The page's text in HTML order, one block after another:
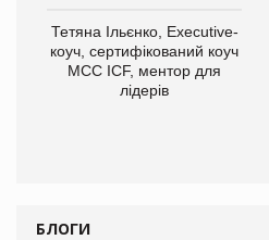
Тетяна Ільєнко, Executive-
коуч, сертифікований коуч
МСС ICF, ментор для
лідерів
БЛОГИ